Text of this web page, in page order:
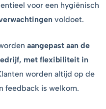
voor een hygiënisch
voldoet.
aangepast aan de
met flexibiliteit in
worden altijd op de
feedback is welkom.